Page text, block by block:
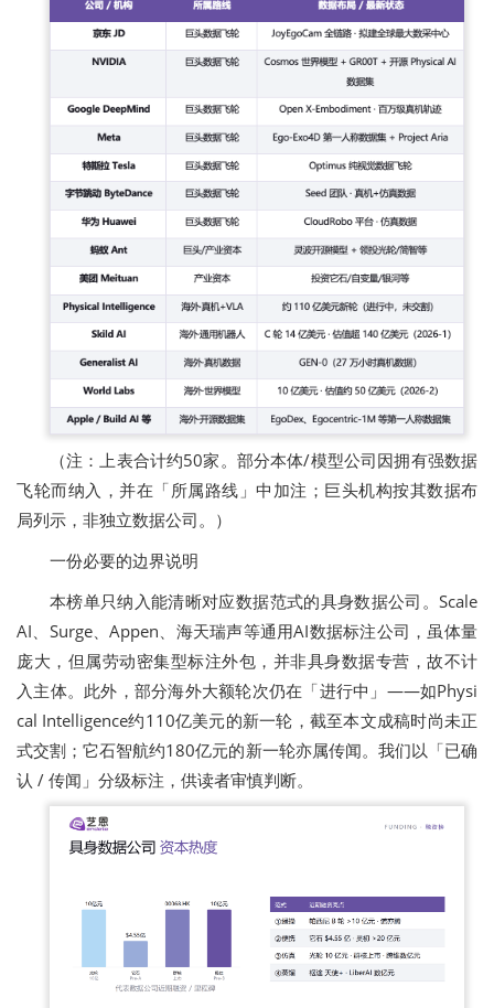
（注：上表合计约50家。部分本体/模型公司因拥有强数据
飞轮而纳入，并在「所属路线」中加注；巨头机构按其数据布
局列示，非独立数据公司。）
一份必要的边界说明
本榜单只纳入能清晰对应数据范式的具身数据公司。Scale
AI、Surge、Appen、海天瑞声等通用AI数据标注公司，虽体量
庞大，但属劳动密集型标注外包，并非具身数据专营，故不计
入主体。此外，部分海外大额轮次仍在「进行中」——如Physi
cal Intelligence约110亿美元的新一轮，截至本文成稿时尚未正
式交割；它石智航约180亿元的新一轮亦属传闻。我们以「已确
认 / 传闻」分级标注，供读者审慎判断。